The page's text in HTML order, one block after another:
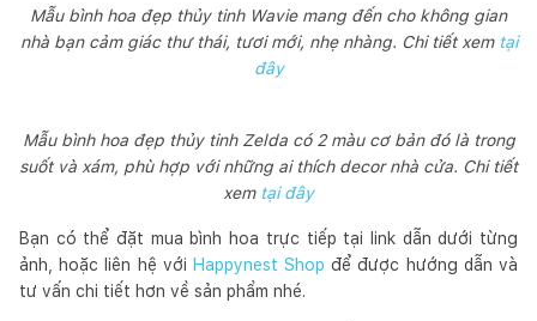
Mẫu bình hoa đẹp thủy tinh Wavie mang đến cho không gian
nhà bạn cảm giác thư thái, tươi mới, nhẹ nhàng. Chi tiết xem tại
đây
Mẫu bình hoa đẹp thủy tinh Zelda có 2 màu cơ bản đó là trong
suốt và xám, phù hợp với những ai thích decor nhà cửa. Chi tiết
xem tại đây
Bạn có thể đặt mua bình hoa trực tiếp tại link dẫn dưới từng
ảnh, hoặc liên hệ với Happynest Shop để được hướng dẫn và
tư vấn chi tiết hơn về sản phẩm nhé.